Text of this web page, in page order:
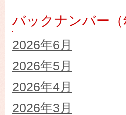
バックナンバー（
2026年6月
2026年5月
2026年4月
2026年3月